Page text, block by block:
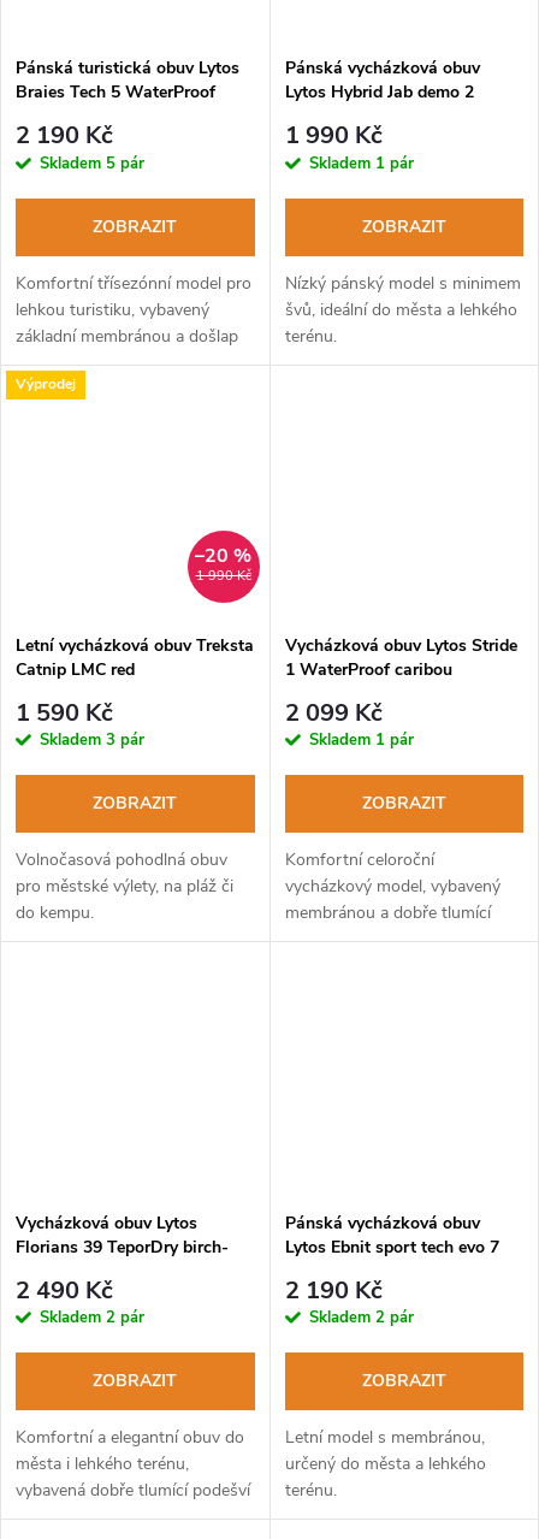
Pánská turistická obuv Lytos
Braies Tech 5 WaterProof
2 190 Kč
Skladem 5 pár
ZOBRAZIT
Komfortní třísezónní model pro
lehkou turistiku, vybavený
základní membránou a došlap
tlumící podešví Vibram.
Pánská vycházková obuv
Lytos Hybrid Jab demo 2
1 990 Kč
Skladem 1 pár
ZOBRAZIT
Nízký pánský model s minimem
švů, ideální do města a lehkého
terénu.
Výprodej
1 990 Kč
–20 %
Letní vycházková obuv Treksta
Catnip LMC red
1 590 Kč
Skladem 3 pár
ZOBRAZIT
Volnočasová pohodlná obuv
pro městské výlety, na pláž či
do kempu.
Vycházková obuv Lytos Stride
1 WaterProof caribou
2 099 Kč
Skladem 1 pár
ZOBRAZIT
Komfortní celoroční
vycházkový model, vybavený
membránou a dobře tlumící
podešví pro maximální komfort
Vycházková obuv Lytos
Florians 39 TeporDry birch-
2 490 Kč
Skladem 2 pár
ZOBRAZIT
Komfortní a elegantní obuv do
města i lehkého terénu,
vybavená dobře tlumící podešví
Vibram®.
Pánská vycházková obuv
Lytos Ebnit sport tech evo 7
2 190 Kč
Skladem 2 pár
ZOBRAZIT
Letní model s membránou,
určený do města a lehkého
terénu.